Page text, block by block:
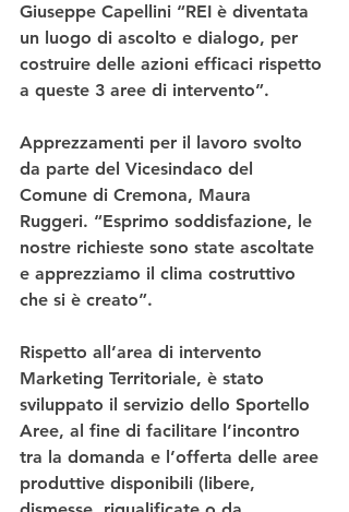
Giuseppe Capellini “REI è diventata
un luogo di ascolto e dialogo, per
costruire delle azioni efficaci rispetto
a queste 3 aree di intervento”.
Apprezzamenti per il lavoro svolto
da parte del Vicesindaco del
Comune di Cremona, Maura
Ruggeri. “Esprimo soddisfazione, le
nostre richieste sono state ascoltate
e apprezziamo il clima costruttivo
che si è creato”.
Rispetto all’area di intervento
Marketing Territoriale, è stato
sviluppato il servizio dello Sportello
Aree, al fine di facilitare l’incontro
tra la domanda e l’offerta delle aree
produttive disponibili (libere,